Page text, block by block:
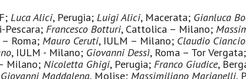
Luca Alici, Perugia; Luigi Alici, Macerata; Gianluca
Pescara; Francesco Botturi, Cattolica – Milano;
Roma; Mauro Ceruti, IULM – Milano; Claudio Ciancio
, IULM - Milano; Giovanni Dessì, Roma – Tor Vergata;
Milano; Nicoletta Ghigi, Perugia; Franco Giudice,
Giovanni Maddalena, Molise; Massimiliano Marianelli,